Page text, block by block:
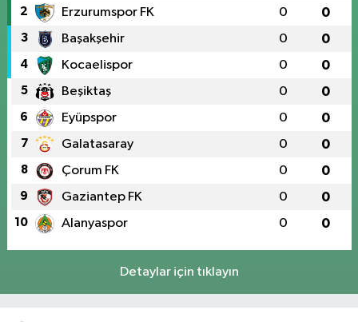
2 Erzurumspor FK 0 0
3 Başakşehir 0 0
4 Kocaelispor 0 0
5 Beşiktaş 0 0
6 Eyüpspor 0 0
7 Galatasaray 0 0
8 Çorum FK 0 0
9 Gaziantep FK 0 0
10 Alanyaspor 0 0
Detaylar için tıklayın